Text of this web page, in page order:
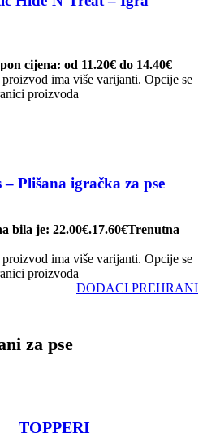
cijena: od 11.20€ do 14.40€
ima više varijanti. Opcije se
proizvoda
Plišana igračka za pse
bila je: 22.00€.17.60€Trenutna
ima više varijanti. Opcije se
proizvoda
DODACI PREHRANI
za pse
TOPPERI